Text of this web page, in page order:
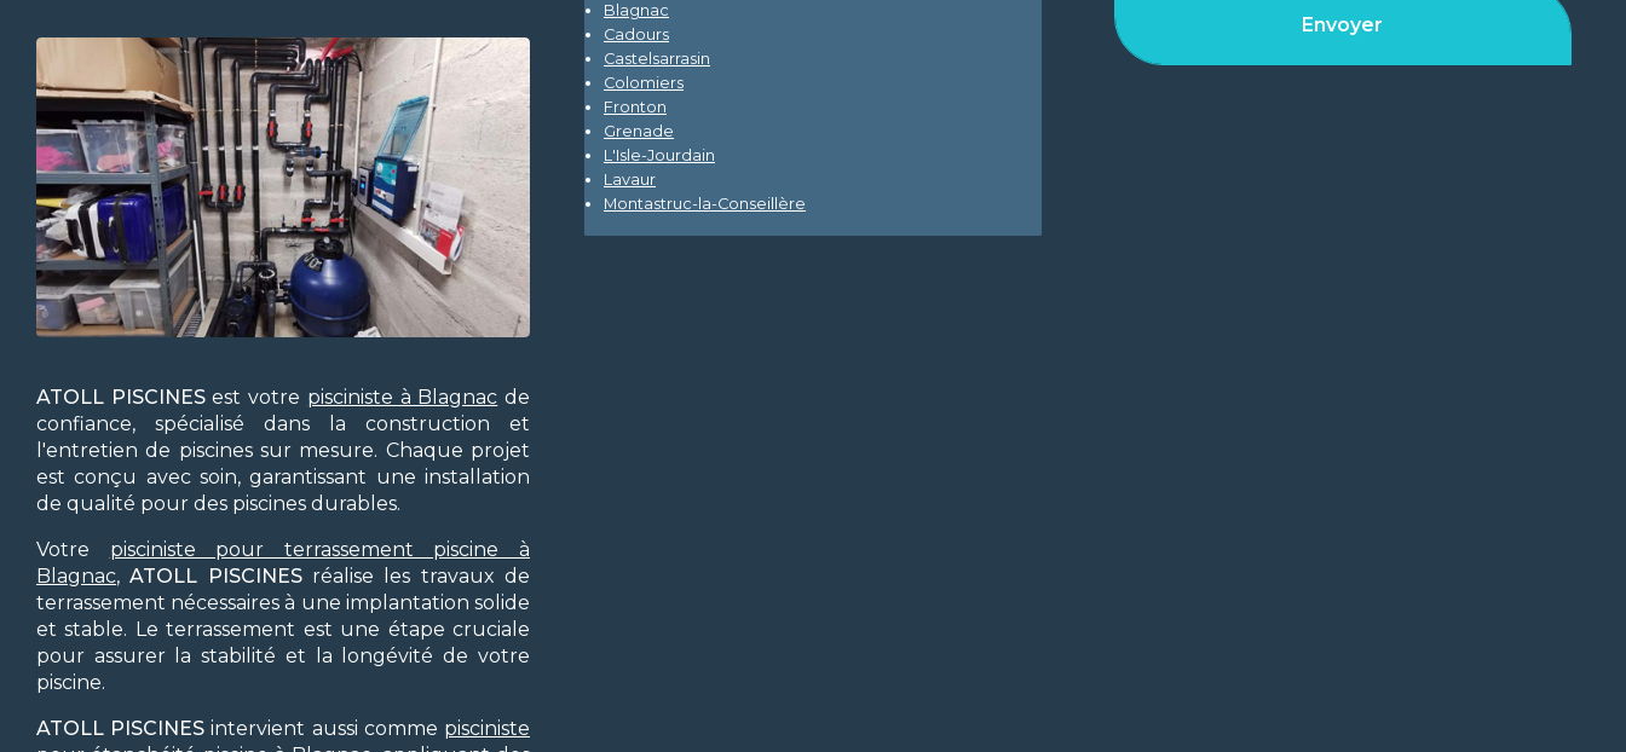
ATOLL PISCINESest votre pisciniste à Blagnac de
confiance, spécialisé dans la construction et
l'entretien de piscines sur mesure. Chaque projet
est conçu avec soin, garantissant une installation
de qualité pour des piscines durables.
Votre pisciniste pour terrassement piscine à
Blagnac,ATOLL PISCINESréalise les travaux de
terrassement nécessaires à une implantation solide
et stable. Le terrassement est une étape cruciale
pour assurer la stabilité et la longévité de votre
piscine.
ATOLL PISCINES intervient aussi comme pisciniste
Blagnac
Cadours
Castelsarrasin
Colomiers
Fronton
Grenade
L'Isle-Jourdain
Lavaur
Montastruc-la-Conseillère